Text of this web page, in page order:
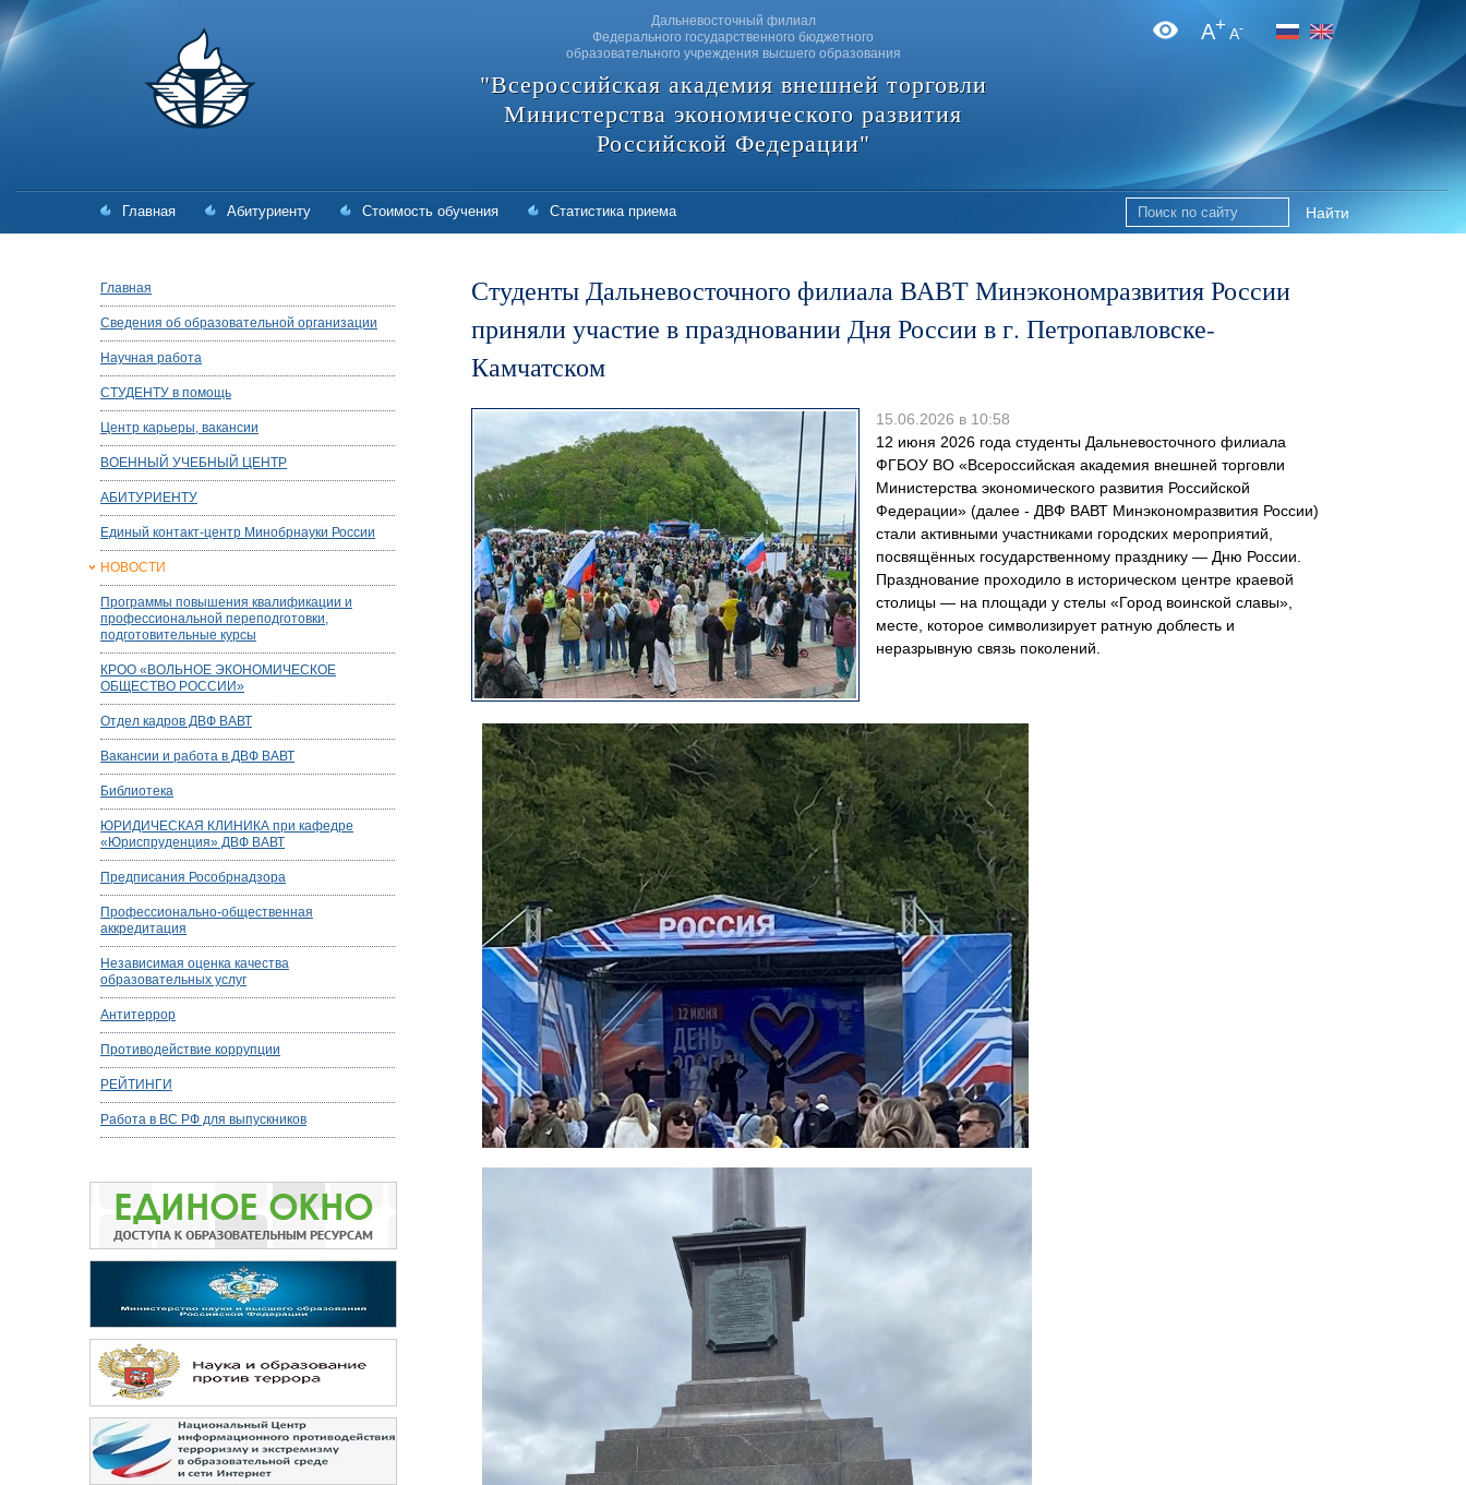
Дальневосточный филиал
Федерального государственного бюджетного
образовательного учреждения высшего образования
"Всероссийская академия внешней торговли
Министерства экономического развития
Российской Федерации"
Главная Абитуриенту Стоимость обучения Статистика приема Найти
A+A-
Главная
Сведения об образовательной организации
Научная работа
СТУДЕНТУ в помощь
Центр карьеры, вакансии
ВОЕННЫЙ УЧЕБНЫЙ ЦЕНТР
АБИТУРИЕНТУ
Единый контакт-центр Минобрнауки России
НОВОСТИ
Программы повышения квалификации и
профессиональной переподготовки,
подготовительные курсы
КРОО «ВОЛЬНОЕ ЭКОНОМИЧЕСКОЕ
ОБЩЕСТВО РОССИИ»
Отдел кадров ДВФ ВАВТ
Вакансии и работа в ДВФ ВАВТ
Библиотека
ЮРИДИЧЕСКАЯ КЛИНИКА при кафедре
«Юриспруденция» ДВФ ВАВТ
Предписания Рособрнадзора
Профессионально-общественная
аккредитация
Независимая оценка качества
образовательных услуг
Антитеррор
Противодействие коррупции
РЕЙТИНГИ
Работа в ВС РФ для выпускников
Студенты Дальневосточного филиала ВАВТ Минэкономразвития России
приняли участие в праздновании Дня России в г. Петропавловске-
Камчатском
15.06.2026 в 10:58
12 июня 2026 года студенты Дальневосточного филиала
ФГБОУ ВО «Всероссийская академия внешней торговли
Министерства экономического развития Российской
Федерации» (далее - ДВФ ВАВТ Минэкономразвития России)
стали активными участниками городских мероприятий,
посвящённых государственному празднику — Дню России.
Празднование проходило в историческом центре краевой
столицы — на площади у стелы «Город воинской славы»,
месте, которое символизирует ратную доблесть и
неразрывную связь поколений.